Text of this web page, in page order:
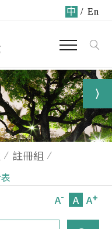
中 / En
註冊組
A- A A+